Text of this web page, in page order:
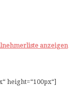
anzeigen
height=“100px“]